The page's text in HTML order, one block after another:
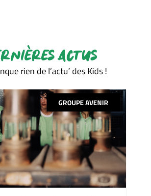
ACTUS
rien de l’actu’ des Kids !
GROUPE AVENIR